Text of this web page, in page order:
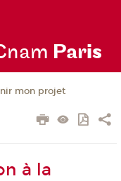
Paris
mon projet
à la